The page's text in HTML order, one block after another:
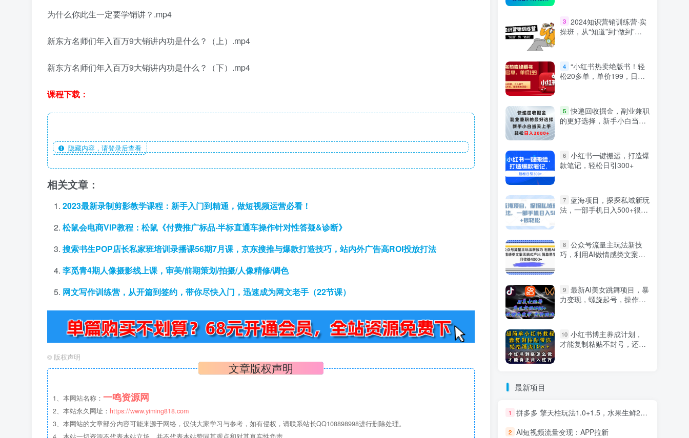
为什么你此生一定要学销讲？.mp4
新东方名师们年入百万9大销讲内功是什么？（上）.mp4
新东方名师们年入百万9大销讲内功是什么？（下）.mp4
课程下载：
隐藏内容，请登录后查看
相关文章：
2023最新录制剪影教学课程：新手入门到精通，做短视频运营必看！
松鼠会电商VIP教程：松鼠《付费推广标品·半标直通车操作针对性答疑&诊断》
搜索书生POP店长私家班培训录播课56期7月课，京东搜推与爆款打造技巧，站内外广告高ROI投放打法
李觅青4期人像摄影线上课，审美/前期策划/拍摄/人像精修/调色
网文写作训练营，从开篇到签约，带你尽快入门，迅速成为网文老手（22节课）
© 版权声明
文章版权声明
1、本网站名称： 一鸣资源网
2、本站永久网址： https://www.yiming818.com
3、本网站的文章部分内容可能来源于网络，仅供大家学习与参考，如有侵权，请联系站长QQ108898998进行删除处理。
3 2024知识营销训练营·实
操班，从“知道”到“做到”
4 “小红书热卖绝版书！轻
松20多单，单价199，日入
5 快递回收掘金，副业兼职
的更好选择，新手小白当天
6 小红书一键搬运，打造爆
款笔记，轻松日引300+
7 蓝海项目，探探私域新玩
法，一部手机日入500+很轻
8 公众号流量主玩法新技
巧，利用AI做情感类文案无
9 最新AI美女跳舞项目，暴
力变现，螺旋起号，操作简
10 小红书博主养成计划，
才能复制粘贴不封号，还能
最新项目
1 拼多多 擎天柱玩法1.0+1.5，水果生鲜2小时起量,标品2天爆单,利润率提升30%
2 AI短视频流量变现：APP拉新